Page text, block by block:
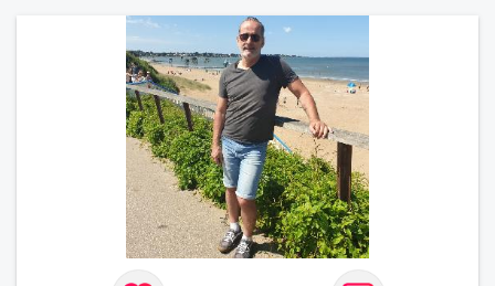
d'informations. A bientôt